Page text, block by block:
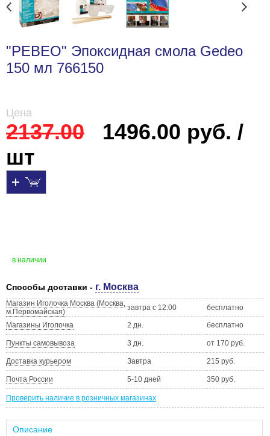
"PEBEO" Эпоксидная смола Gedeo
150 мл 766150
Цена
2137.00
1496.00 руб. /
шт
в наличии
Способы доставки - г. Москва
Магазин Иголочка Москва (Москва,
м.Первомайская)
завтра с 12:00 бесплатно
Магазины Иголочка 2 дн. бесплатно
Пункты самовывоза 3 дн. от 170 руб.
Доставка курьером Завтра 215 руб.
Почта России 5-10 дней 350 руб.
Проверить наличие в розничных магазинах
Описание